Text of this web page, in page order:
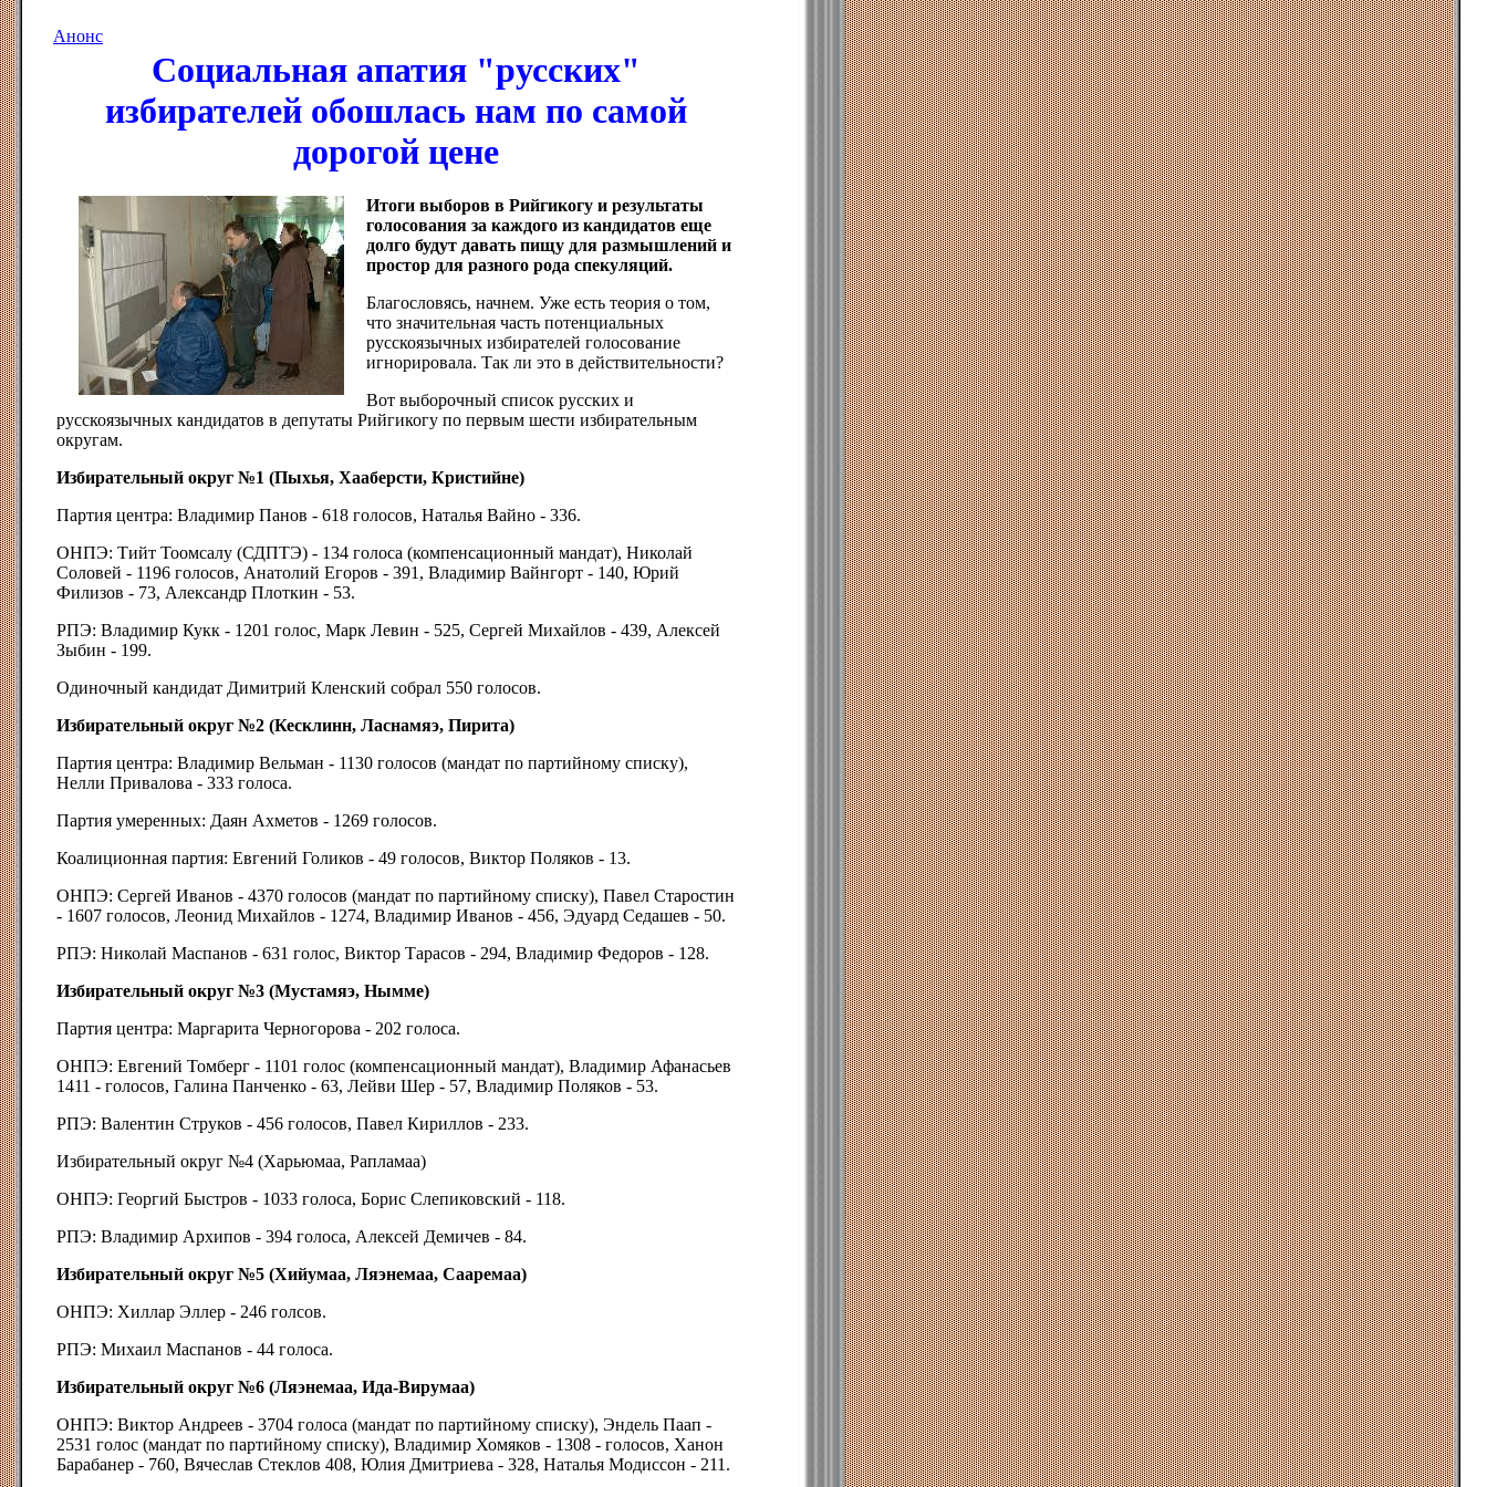
Анонс
Социальная апатия "русских"
избирателей обошлась нам по самой
дорогой цене
Итоги выборов в Рийгикогу и результаты
голосования за каждого из кандидатов еще
долго будут давать пищу для размышлений и
простор для разного рода спекуляций.
Благословясь, начнем. Уже есть теория о том,
что значительная часть потенциальных
русскоязычных избирателей голосование
игнорировала. Так ли это в действительности?
Вот выборочный список русских и
русскоязычных кандидатов в депутаты Рийгикогу по первым шести избирательным
округам.
Избирательный округ №1 (Пыхья, Хааберсти, Кристийне)
Партия центра: Владимир Панов - 618 голосов, Наталья Вайно - 336.
ОНПЭ: Тийт Тоомсалу (СДПТЭ) - 134 голоса (компенсационный мандат), Николай
Соловей - 1196 голосов, Анатолий Егоров - 391, Владимир Вайнгорт - 140, Юрий
Филизов - 73, Александр Плоткин - 53.
РПЭ: Владимир Кукк - 1201 голос, Марк Левин - 525, Сергей Михайлов - 439, Алексей
Зыбин - 199.
Одиночный кандидат Димитрий Кленский собрал 550 голосов.
Избирательный округ №2 (Кесклинн, Ласнамяэ, Пирита)
Партия центра: Владимир Вельман - 1130 голосов (мандат по партийному списку),
Нелли Привалова - 333 голоса.
Партия умеренных: Даян Ахметов - 1269 голосов.
Коалиционная партия: Евгений Голиков - 49 голосов, Виктор Поляков - 13.
ОНПЭ: Сергей Иванов - 4370 голосов (мандат по партийному списку), Павел Старостин
- 1607 голосов, Леонид Михайлов - 1274, Владимир Иванов - 456, Эдуард Седашев - 50.
РПЭ: Николай Маспанов - 631 голос, Виктор Тарасов - 294, Владимир Федоров - 128.
Избирательный округ №3 (Мустамяэ, Нымме)
Партия центра: Маргарита Черногорова - 202 голоса.
ОНПЭ: Евгений Томберг - 1101 голос (компенсационный мандат), Владимир Афанасьев
1411 - голосов, Галина Панченко - 63, Лейви Шер - 57, Владимир Поляков - 53.
РПЭ: Валентин Струков - 456 голосов, Павел Кириллов - 233.
Избирательный округ №4 (Харьюмаа, Рапламаа)
ОНПЭ: Георгий Быстров - 1033 голоса, Борис Слепиковский - 118.
РПЭ: Владимир Архипов - 394 голоса, Алексей Демичев - 84.
Избирательный округ №5 (Хийумаа, Ляэнемаа, Сааремаа)
ОНПЭ: Хиллар Эллер - 246 голсов.
РПЭ: Михаил Маспанов - 44 голоса.
Избирательный округ №6 (Ляэнемаа, Ида-Вирумаа)
ОНПЭ: Виктор Андреев - 3704 голоса (мандат по партийному списку), Эндель Паап -
2531 голос (мандат по партийному списку), Владимир Хомяков - 1308 - голосов, Ханон
Барабанер - 760, Вячеслав Стеклов 408, Юлия Дмитриева - 328, Наталья Модиссон - 211.